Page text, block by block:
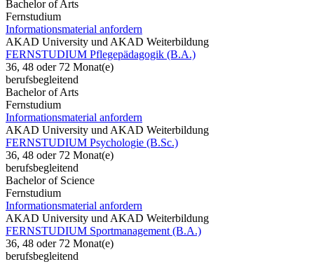
Bachelor of Arts
Fernstudium
Informationsmaterial anfordern
AKAD University und AKAD Weiterbildung
FERNSTUDIUM Pflegepädagogik (B.A.)
36, 48 oder 72 Monat(e)
berufsbegleitend
Bachelor of Arts
Fernstudium
Informationsmaterial anfordern
AKAD University und AKAD Weiterbildung
FERNSTUDIUM Psychologie (B.Sc.)
36, 48 oder 72 Monat(e)
berufsbegleitend
Bachelor of Science
Fernstudium
Informationsmaterial anfordern
AKAD University und AKAD Weiterbildung
FERNSTUDIUM Sportmanagement (B.A.)
36, 48 oder 72 Monat(e)
berufsbegleitend